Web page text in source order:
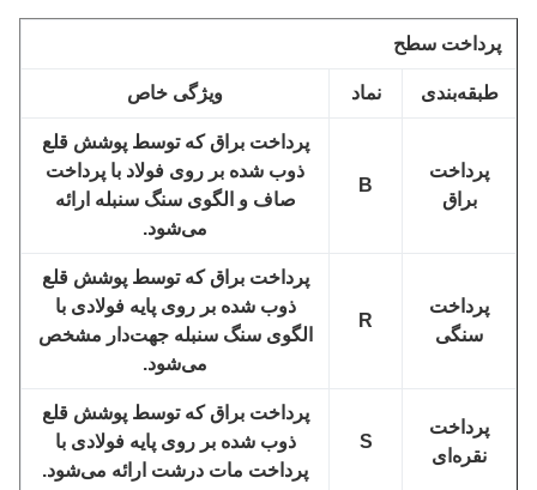
سطح
طبقه‌بندی ویژگی خاص
پرداخت
پرداخت براق که توسط پوشش قلع
ذوب شده بر روی فولاد با پرداخت
صاف و الگوی سنگ سنبله ارائه
می‌شود.
پرداخت
سنگی
پرداخت براق که توسط پوشش قلع
ذوب شده بر روی پایه فولادی با
الگوی سنگ سنبله جهت‌دار مشخص
می‌شود.
پرداخت
نقره‌ای
پرداخت براق که توسط پوشش قلع
ذوب شده بر روی پایه فولادی با
پرداخت مات درشت ارائه می‌شود.